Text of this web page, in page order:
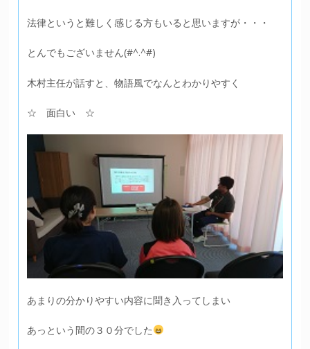
法律というと難しく感じる方もいると思いますが・・・
とんでもございません(#^.^#)
木村主任が話すと、物語風でなんとわかりやすく
☆ 面白い ☆
あまりの分かりやすい内容に聞き入ってしまい
あっという間の３０分でした